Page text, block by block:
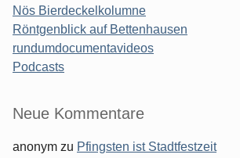
Nös Bierdeckelkolumne
Röntgenblick auf Bettenhausen
rundumdocumentavideos
Podcasts
Seitenleiste
Neue Kommentare
anonym zu Pfingsten ist Stadtfestzeit